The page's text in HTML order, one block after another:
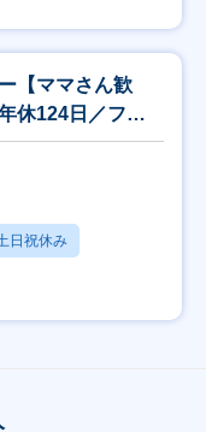
【ママさん歓
休124日／フレ
日祝休み